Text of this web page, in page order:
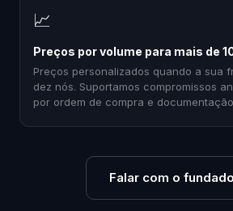
📈
Preços por volume para mais de
Preços personalizados quando a sua
dez nós. Suportamos compromissos
por ordem de compra e
Falar com o